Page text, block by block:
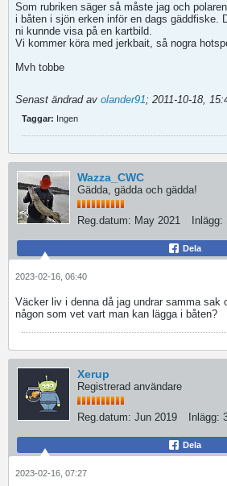
Som rubriken säger så måste jag och
i båten i sjön erken inför en dags gäddfiske.
ni kunnde visa på en kartbild.
Vi kommer köra med jerkbait, så nogra
Mvh tobbe
Senast ändrad av olander91; 2011-10-18,
Taggar: Ingen
Wazza_CWC
Gädda, gädda och gädda!
Reg.datum: May 2021 Inlägg:
Dela
2023-02-16, 06:40
Väcker liv i denna då jag undrar samma sak
någon som vet vart man kan lägga i båten?
Xerup
Registrerad användare
Reg.datum: Jun 2019 Inlägg:
Dela
2023-02-16, 07:27